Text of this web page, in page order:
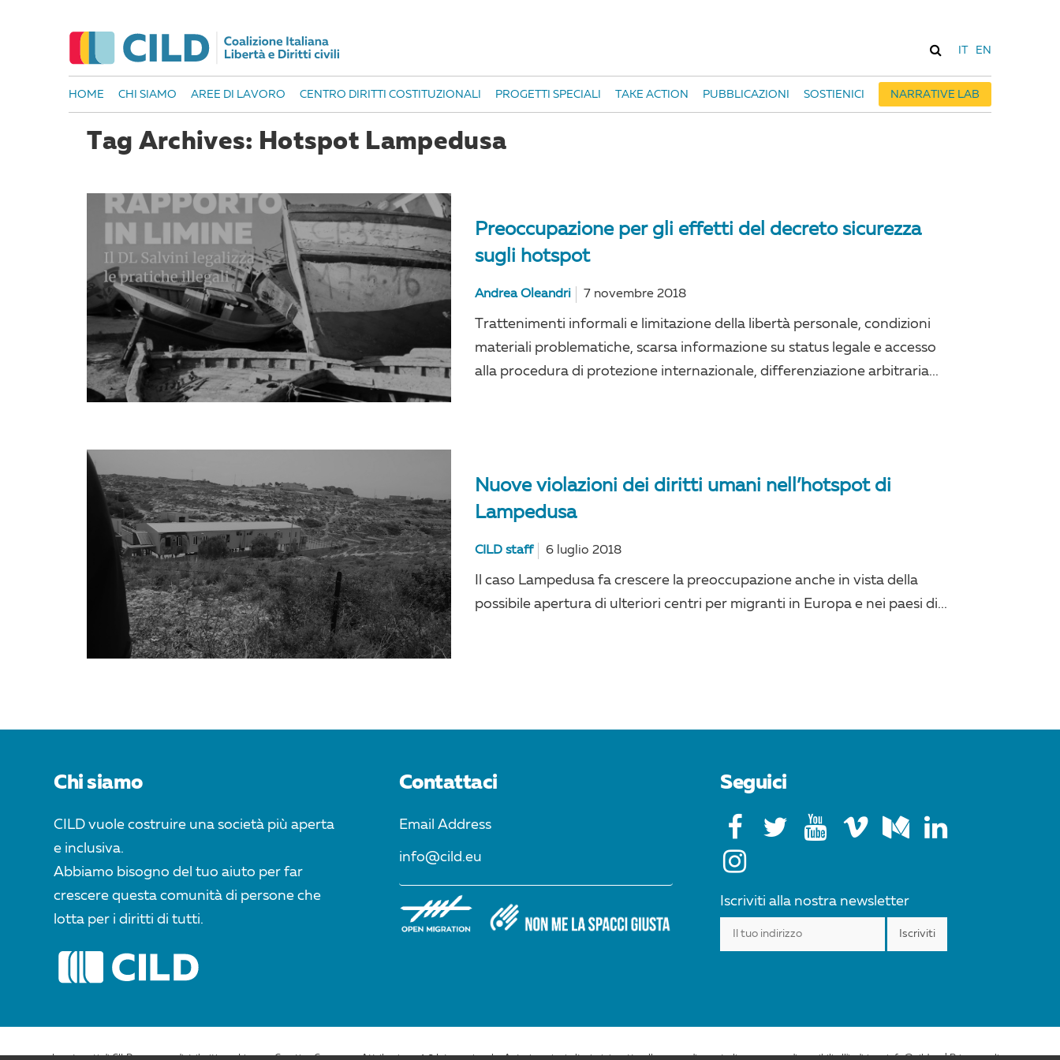
EN
HOME CHI SIAMO AREE DI LAVORO CENTRO DIRITTI COSTITUZIONALI PROGETTI SPECIALI TAKE ACTION PUBBLICAZIONI SOSTIENICI NARRATIVE LAB
Tag Archives: Hotspot Lampedusa
Preoccupazione per gli effetti del decreto sicurezza
sugli hotspot
Andrea Oleandri 7 novembre 2018
Trattenimenti informali e limitazione della libertà personale, condizioni
materiali problematiche, scarsa informazione su status legale e accesso
alla procedura di protezione internazionale, differenziazione arbitraria...
Nuove violazioni dei diritti umani nell’hotspot di
Lampedusa
CILD staff 6 luglio 2018
Il caso Lampedusa fa crescere la preoccupazione anche in vista della
possibile apertura di ulteriori centri per migranti in Europa e nei paesi di...
Chi siamo
CILD vuole costruire una società più aperta
e inclusiva.
Abbiamo bisogno del tuo aiuto per far
crescere questa comunità di persone che
lotta per i diritti di tutti.
Contattaci
Email Address
info@cild.eu
Seguici
Iscriviti alla nostra newsletter